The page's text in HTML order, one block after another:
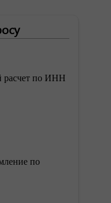
расчет по ИНН
по